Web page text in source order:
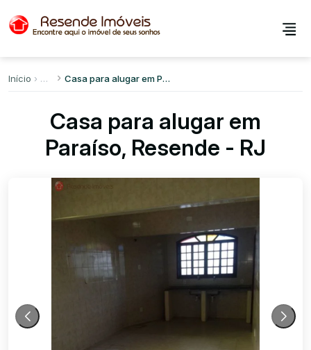
Início Casa para alugar em Paraíso
Casa para alugar em
Paraíso, Resende - RJ